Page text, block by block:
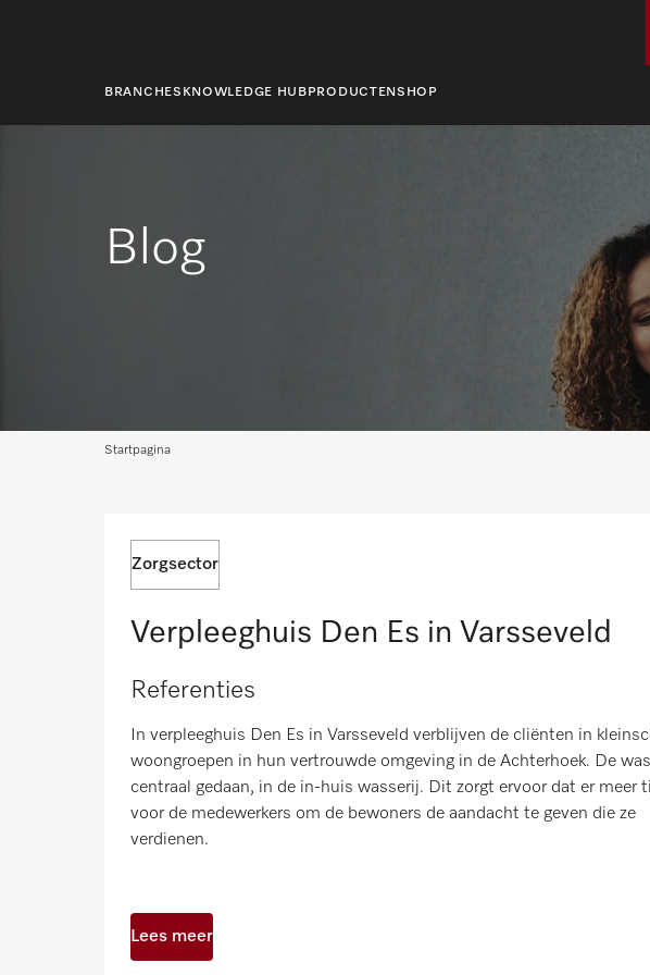
BRANCHES KNOWLEDGE HUB PRODUCTENSHOP
Blog
Startpagina
Zorgsector
Verpleeghuis Den Es in Varsseveld
Referenties
In verpleeghuis Den Es in Varsseveld verblijven de cliënten in
woongroepen in hun vertrouwde omgeving in de Achterhoek. De
centraal gedaan, in de in-huis wasserij. Dit zorgt ervoor dat er meer
voor de medewerkers om de bewoners de aandacht te geven die ze
verdienen.
Lees meer